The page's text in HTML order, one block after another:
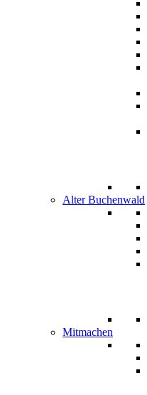
Alter Buchenwald
Mitmachen